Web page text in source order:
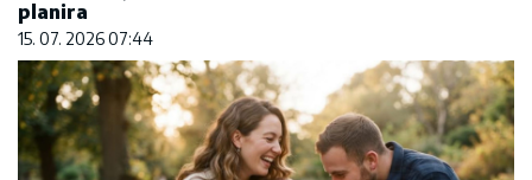
planira
15. 07. 2026 07:44